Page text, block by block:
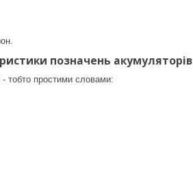
позначень акумуляторів
- тобто простими словами: